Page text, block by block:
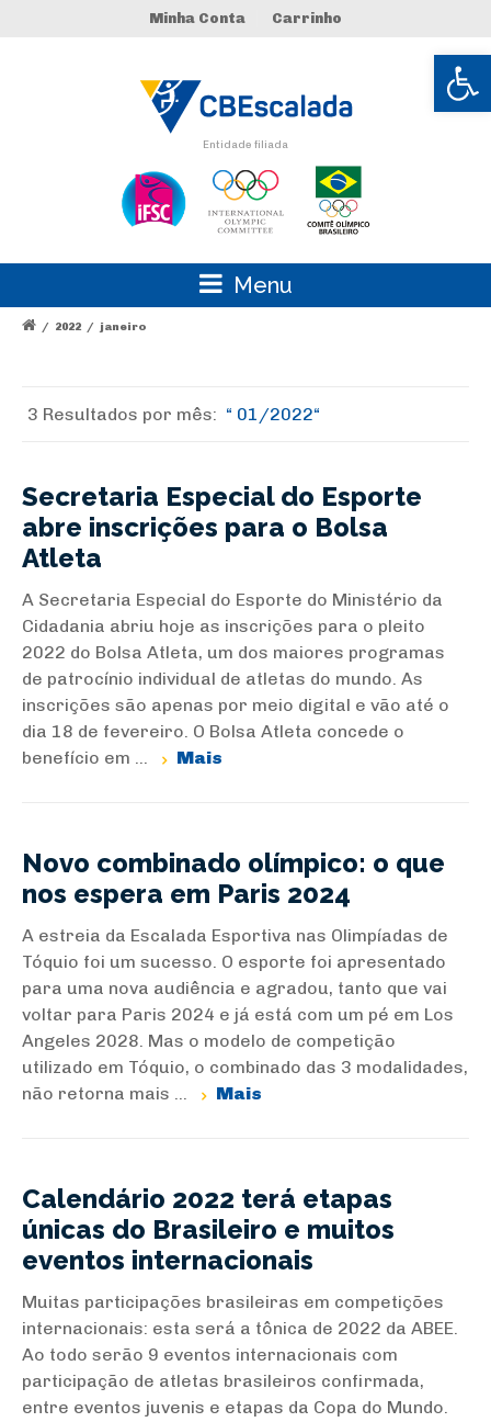
Abrir
Minha Conta Carrinho
Entidade filiada
Menu
/ 2022 / janeiro
3 Resultados por mês: 01/2022
Secretaria Especial do Esporte
abre inscrições para o Bolsa
Atleta
A Secretaria Especial do Esporte do Ministério da
Cidadania abriu hoje as inscrições para o pleito
2022 do Bolsa Atleta, um dos maiores programas
de patrocínio individual de atletas do mundo. As
inscrições são apenas por meio digital e vão até o
dia 18 de fevereiro. O Bolsa Atleta concede o
benefício em ...
Mais
Novo combinado olímpico: o que
nos espera em Paris 2024
A estreia da Escalada Esportiva nas Olimpíadas de
Tóquio foi um sucesso. O esporte foi apresentado
para uma nova audiência e agradou, tanto que vai
voltar para Paris 2024 e já está com um pé em Los
Angeles 2028. Mas o modelo de competição
utilizado em Tóquio, o combinado das 3 modalidades,
não retorna mais ...
Mais
Calendário 2022 terá etapas
únicas do Brasileiro e muitos
eventos internacionais
Muitas participações brasileiras em competições
internacionais: esta será a tônica de 2022 da ABEE.
Ao todo serão 9 eventos internacionais com
participação de atletas brasileiros confirmada,
entre eventos juvenis e etapas da Copa do Mundo.